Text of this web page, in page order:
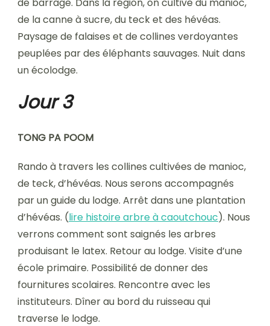
de la canne à sucre, du teck et des hévéas.
Paysage de falaises et de collines verdoyantes
peuplées par des éléphants sauvages. Nuit dans
un écolodge.
Jour 3
TONG PA POOM
Rando à travers les collines cultivées de manioc,
de teck, d’hévéas. Nous serons accompagnés
par un guide du lodge. Arrêt dans une plantation
d’hévéas. (lire histoire arbre à caoutchouc). Nous
verrons comment sont saignés les arbres
produisant le latex. Retour au lodge. Visite d’une
école primaire. Possibilité de donner des
fournitures scolaires. Rencontre avec les
instituteurs. Dîner au bord du ruisseau qui
traverse le lodge.